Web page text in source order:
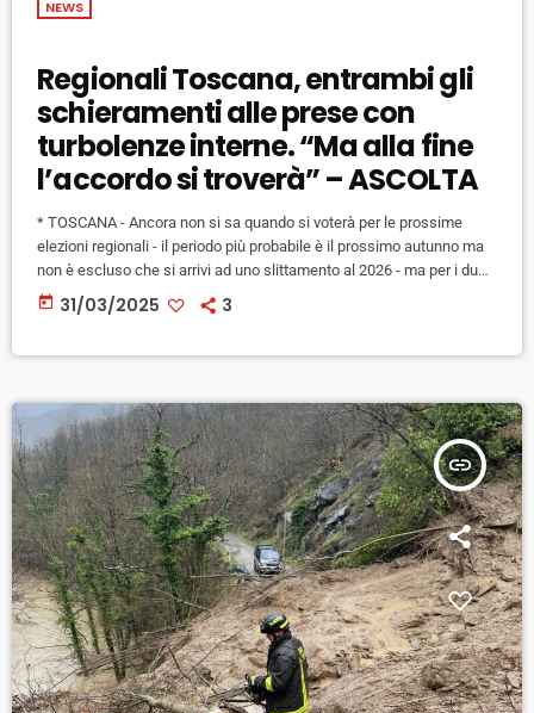
NEWS
Regionali Toscana, entrambi gli
schieramenti alle prese con
turbolenze interne. “Ma alla fine
l’accordo si troverà” – ASCOLTA
* TOSCANA - Ancora non si sa quando si voterà per le prossime
elezioni regionali - il periodo più probabile è il prossimo autunno ma
non è escluso che si arrivi ad uno slittamento al 2026 - ma per i due
principali schieramenti forse è perfino meglio così. Sia il
centrodestra che il centro- sinistra infatti sono alle prese con
today 31/03/2025 3
insert_link